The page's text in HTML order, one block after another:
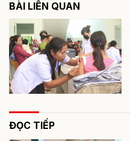
BÀI LIÊN QUAN
ĐỌC TIẾP